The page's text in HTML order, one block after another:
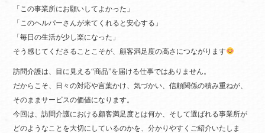
「この事業所にお願いしてよかった」
「このヘルパーさんが来てくれると安心する」
「毎日の生活が少し楽になった」
そう感じてくださることこそが、顧客満足度の高さにつながります
訪問介護は、目に見える“商品”を届ける仕事ではありません。
だからこそ、日々の対応や言葉かけ、気づかい、信頼関係の積み重ねが、
そのままサービスの価値になります。
今回は、訪問介護における顧客満足度とは何か、そして選ばれる事業所が
どのようなことを大切にしているのかを、分かりやすくご紹介いたしま